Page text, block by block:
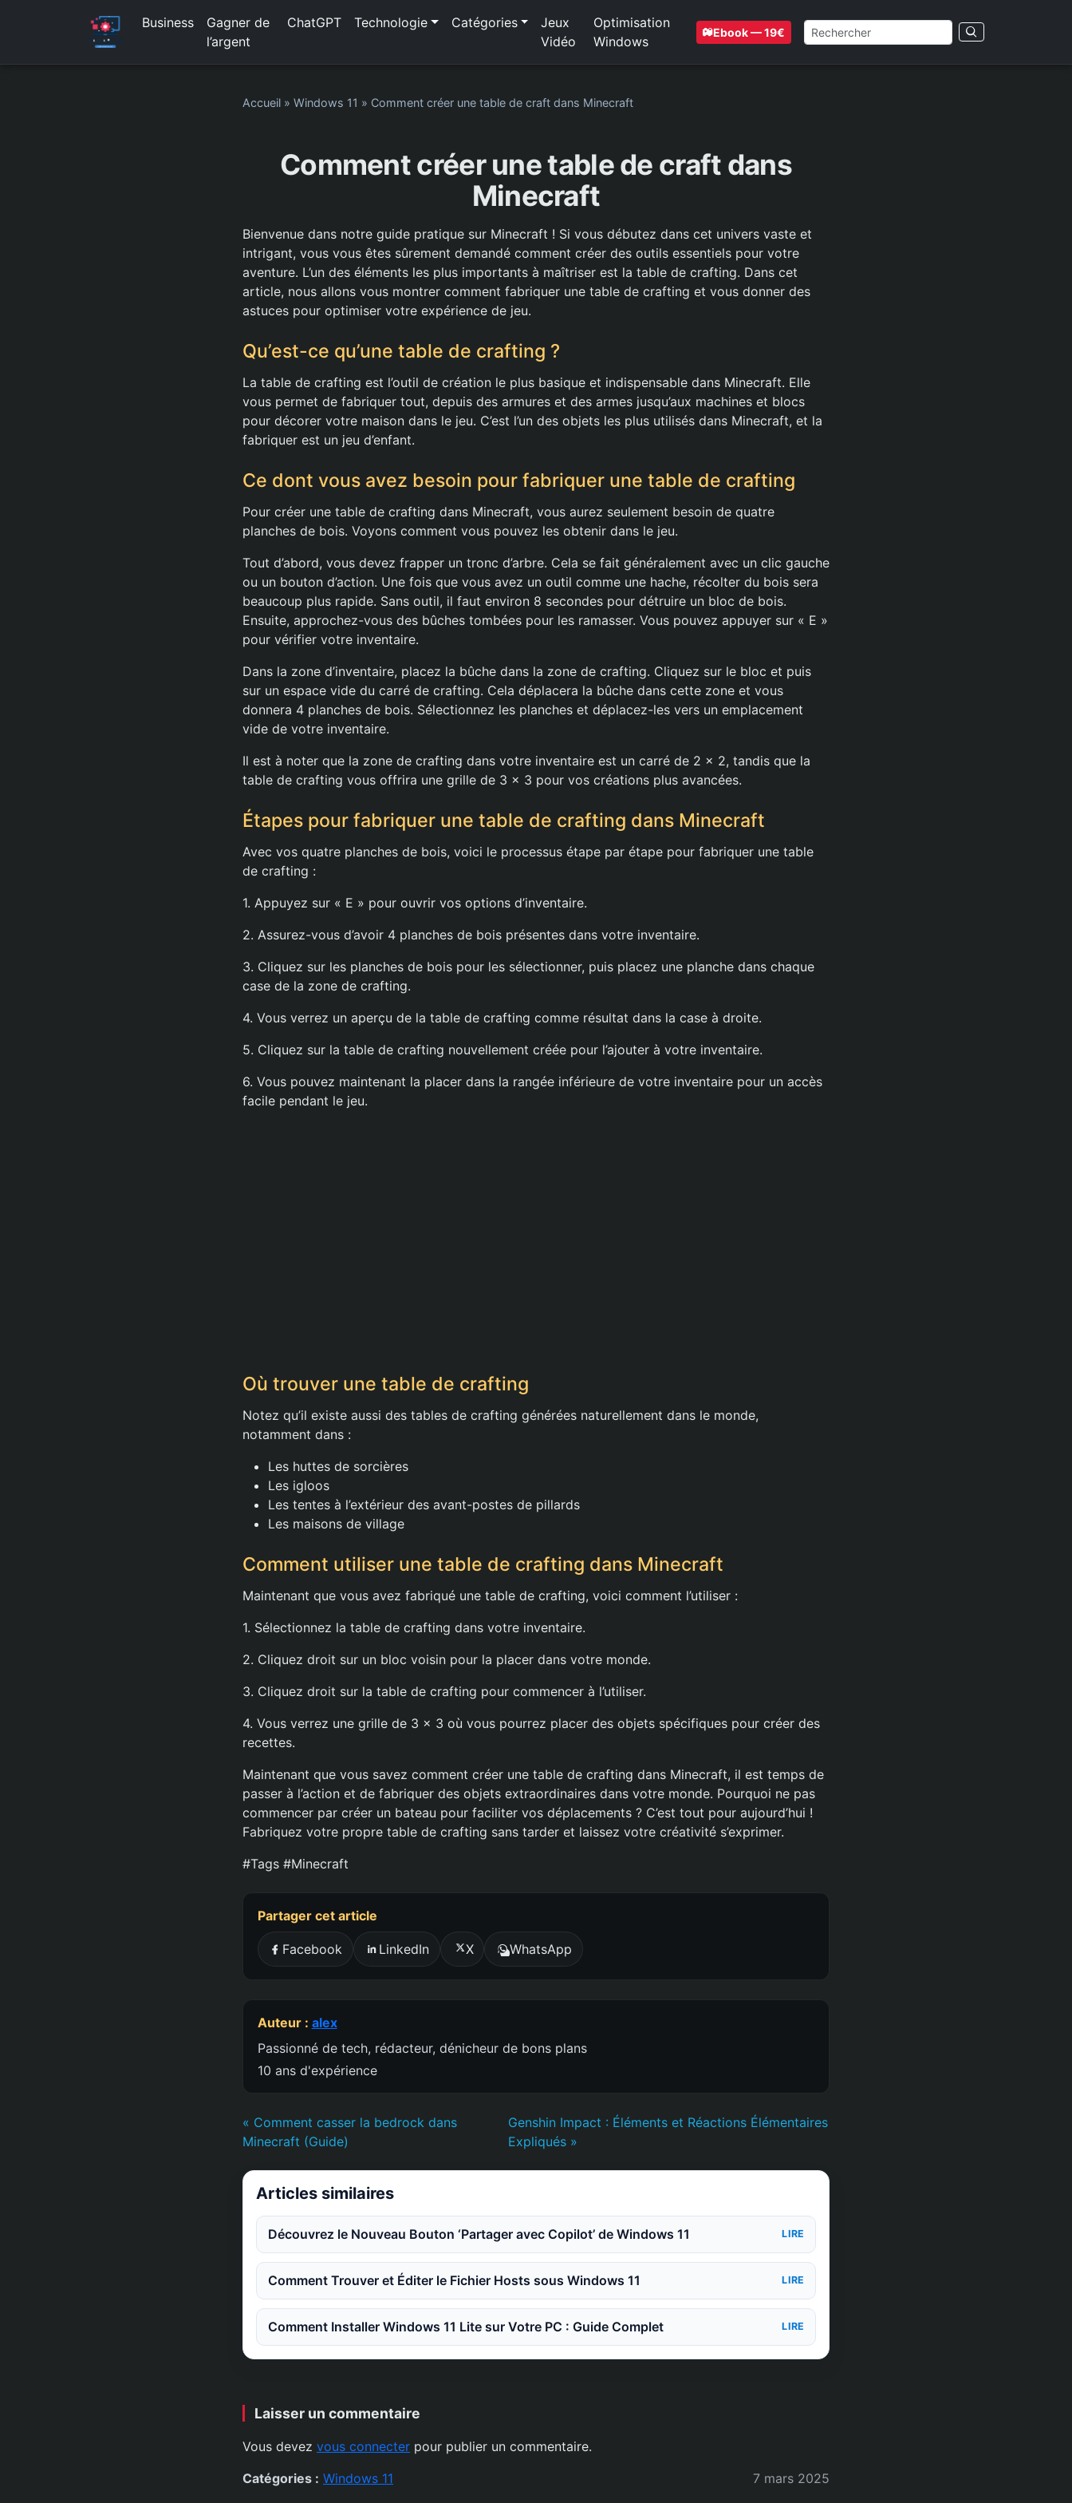
Business
Gagner de
l’argent
ChatGPT Technologie Catégories
Jeux
Vidéo
Optimisation
Windows
Ebook — 19€
Accueil » Windows 11 » Comment créer une table de craft dans Minecraft
Comment créer une table de craft dans
Minecraft
Bienvenue dans notre guide pratique sur Minecraft ! Si vous débutez dans cet univers vaste et
intrigant, vous vous êtes sûrement demandé comment créer des outils essentiels pour votre
aventure. L’un des éléments les plus importants à maîtriser est la table de crafting. Dans cet
article, nous allons vous montrer comment fabriquer une table de crafting et vous donner des
astuces pour optimiser votre expérience de jeu.
Qu’est-ce qu’une table de crafting ?
La table de crafting est l’outil de création le plus basique et indispensable dans Minecraft. Elle
vous permet de fabriquer tout, depuis des armures et des armes jusqu’aux machines et blocs
pour décorer votre maison dans le jeu. C’est l’un des objets les plus utilisés dans Minecraft, et la
fabriquer est un jeu d’enfant.
Ce dont vous avez besoin pour fabriquer une table de crafting
Pour créer une table de crafting dans Minecraft, vous aurez seulement besoin de quatre
planches de bois. Voyons comment vous pouvez les obtenir dans le jeu.
Tout d’abord, vous devez frapper un tronc d’arbre. Cela se fait généralement avec un clic gauche
ou un bouton d’action. Une fois que vous avez un outil comme une hache, récolter du bois sera
beaucoup plus rapide. Sans outil, il faut environ 8 secondes pour détruire un bloc de bois.
Ensuite, approchez-vous des bûches tombées pour les ramasser. Vous pouvez appuyer sur « E »
pour vérifier votre inventaire.
Dans la zone d’inventaire, placez la bûche dans la zone de crafting. Cliquez sur le bloc et puis
sur un espace vide du carré de crafting. Cela déplacera la bûche dans cette zone et vous
donnera 4 planches de bois. Sélectionnez les planches et déplacez-les vers un emplacement
vide de votre inventaire.
Il est à noter que la zone de crafting dans votre inventaire est un carré de 2 x 2, tandis que la
table de crafting vous offrira une grille de 3 x 3 pour vos créations plus avancées.
Étapes pour fabriquer une table de crafting dans Minecraft
Avec vos quatre planches de bois, voici le processus étape par étape pour fabriquer une table
de crafting :
1. Appuyez sur « E » pour ouvrir vos options d’inventaire.
2. Assurez-vous d’avoir 4 planches de bois présentes dans votre inventaire.
3. Cliquez sur les planches de bois pour les sélectionner, puis placez une planche dans chaque
case de la zone de crafting.
4. Vous verrez un aperçu de la table de crafting comme résultat dans la case à droite.
5. Cliquez sur la table de crafting nouvellement créée pour l’ajouter à votre inventaire.
6. Vous pouvez maintenant la placer dans la rangée inférieure de votre inventaire pour un accès
facile pendant le jeu.
Où trouver une table de crafting
Notez qu’il existe aussi des tables de crafting générées naturellement dans le monde,
notamment dans :
Les huttes de sorcières
Les igloos
Les tentes à l’extérieur des avant-postes de pillards
Les maisons de village
Comment utiliser une table de crafting dans Minecraft
Maintenant que vous avez fabriqué une table de crafting, voici comment l’utiliser :
1. Sélectionnez la table de crafting dans votre inventaire.
2. Cliquez droit sur un bloc voisin pour la placer dans votre monde.
3. Cliquez droit sur la table de crafting pour commencer à l’utiliser.
4. Vous verrez une grille de 3 x 3 où vous pourrez placer des objets spécifiques pour créer des
recettes.
Maintenant que vous savez comment créer une table de crafting dans Minecraft, il est temps de
passer à l’action et de fabriquer des objets extraordinaires dans votre monde. Pourquoi ne pas
commencer par créer un bateau pour faciliter vos déplacements ? C’est tout pour aujourd’hui !
Fabriquez votre propre table de crafting sans tarder et laissez votre créativité s’exprimer.
#Tags #Minecraft
Partager cet article
Facebook LinkedIn X WhatsApp
Auteur : alex
Passionné de tech, rédacteur, dénicheur de bons plans
10 ans d'expérience
« Comment casser la bedrock dans
Minecraft (Guide)
Genshin Impact : Éléments et Réactions Élémentaires
Expliqués »
Articles similaires
Découvrez le Nouveau Bouton ‘Partager avec Copilot’ de Windows 11 LIRE
Comment Trouver et Éditer le Fichier Hosts sous Windows 11 LIRE
Comment Installer Windows 11 Lite sur Votre PC : Guide Complet LIRE
Laisser un commentaire
Vous devez vous connecter pour publier un commentaire.
Catégories : Windows 11 7 mars 2025